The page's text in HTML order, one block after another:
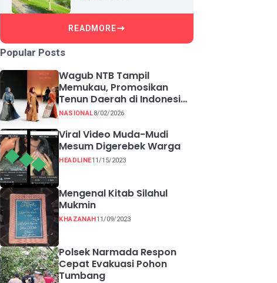
READMORE
Popular Posts
Wagub NTB Tampil
Memukau, Promosikan
Tenun Daerah di Indonesia
Fashion Week 2026
NASIONAL8/02/2026
Viral Video Muda-Mudi
Mesum Digerebek Warga
HEADLINE11/15/2023
Mengenal Kitab Silahul
Mukmin
KHAZANAH11/09/2023
Polsek Narmada Respon
Cepat Evakuasi Pohon
Tumbang